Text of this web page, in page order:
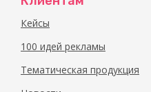
Кейсы
100 идей рекламы
Тематическая продукция